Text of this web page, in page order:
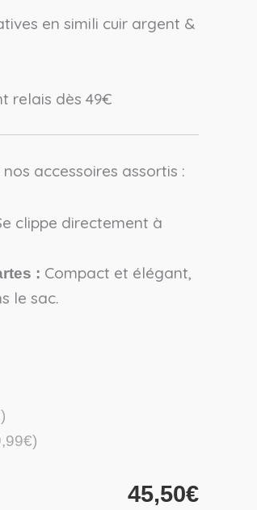
en simili cuir argent &
relais dès 49€
accessoires assortis :
clippe directement à
: Compact et élégant,
le sac.
45,50€